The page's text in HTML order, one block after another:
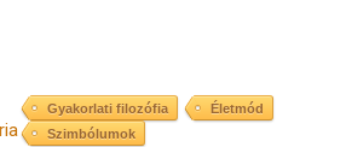
Gyakorlati filozófia
Életmód
Szimbólumok